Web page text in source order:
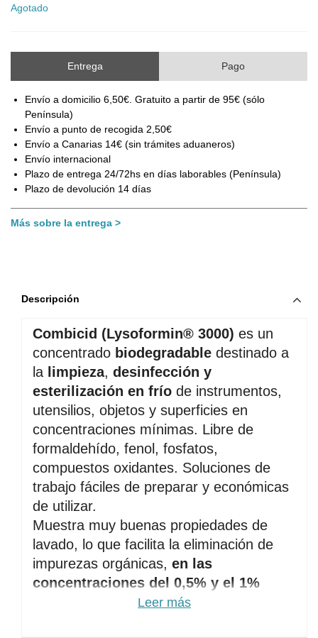
Agotado
Entrega Pago
Envío a domicilio 6,50€. Gratuito a partir de 95€ (sólo
Península)
Envío a punto de recogida 2,50€
Envío a Canarias 14€ (sin trámites aduaneros)
Envío internacional
Plazo de entrega 24/72hs en días laborables (Península)
Plazo de devolución 14 días
Más sobre la entrega
Descripción
Combicid (Lysoformin® ️3000) es un
concentrado biodegradable destinado a
la limpieza, desinfección y
esterilización en frío de instrumentos,
utensilios, objetos y superficies en
concentraciones mínimas. Libre de
formaldehído, fenol, fosfatos,
compuestos oxidantes. Soluciones de
trabajo fáciles de preparar y económicas
de utilizar.
Muestra muy buenas propiedades de
lavado, lo que facilita la eliminación de
impurezas orgánicas, en las
puede utilizarseLeer más